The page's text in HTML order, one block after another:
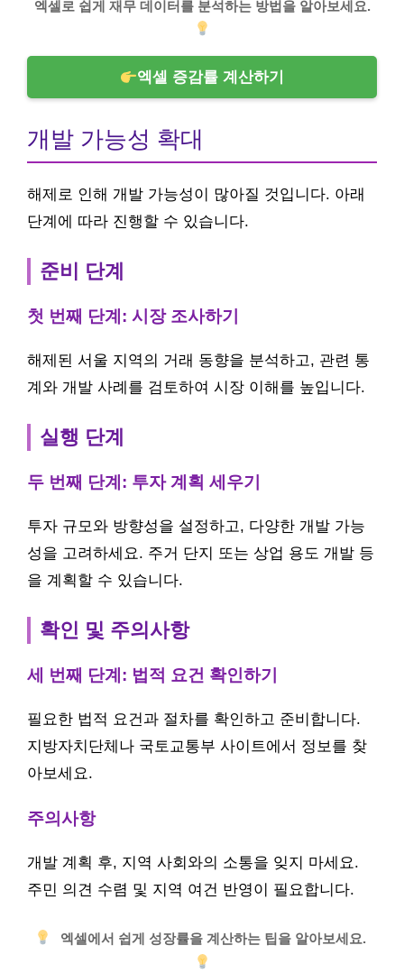
엑셀로 쉽게 재무 데이터를 분석하는 방법을 알아보세요.
엑셀 증감률 계산하기
개발 가능성 확대
해제로 인해 개발 가능성이 많아질 것입니다. 아래
단계에 따라 진행할 수 있습니다.
준비 단계
첫 번째 단계: 시장 조사하기
해제된 서울 지역의 거래 동향을 분석하고, 관련 통
계와 개발 사례를 검토하여 시장 이해를 높입니다.
실행 단계
두 번째 단계: 투자 계획 세우기
투자 규모와 방향성을 설정하고, 다양한 개발 가능
성을 고려하세요. 주거 단지 또는 상업 용도 개발 등
을 계획할 수 있습니다.
확인 및 주의사항
세 번째 단계: 법적 요건 확인하기
필요한 법적 요건과 절차를 확인하고 준비합니다.
지방자치단체나 국토교통부 사이트에서 정보를 찾
아보세요.
주의사항
개발 계획 후, 지역 사회와의 소통을 잊지 마세요.
주민 의견 수렴 및 지역 여건 반영이 필요합니다.
엑셀에서 쉽게 성장률을 계산하는 팁을 알아보세요.